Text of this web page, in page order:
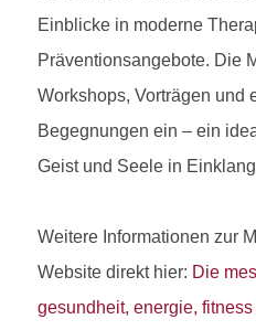
Einblicke in moderne
Präventionsangebote. Die
Workshops, Vorträgen und
Begegnungen ein – ein
Geist und Seele in
Weitere Informationen zur
Website direkt hier: Die
gesundheit, energie,